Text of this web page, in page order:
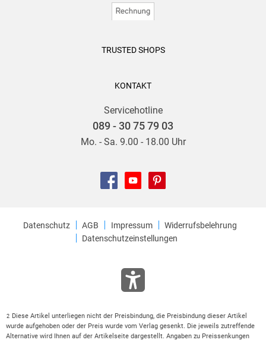
TRUSTED SHOPS
KONTAKT
Servicehotline
089 - 30 75 79 03
Mo. - Sa. 9.00 - 18.00 Uhr
Datenschutz AGB Impressum
Widerrufsbelehrung
Datenschutzeinstellungen
2 Diese Artikel unterliegen nicht der Preisbindung, die Preisbindung dieser Artikel
wurde aufgehoben oder der Preis wurde vom Verlag gesenkt. Die jeweils zutreffende
Alternative wird Ihnen auf der Artikelseite dargestellt. Angaben zu Preissenkungen